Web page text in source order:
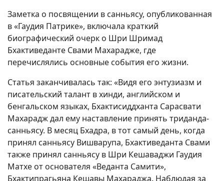
Заметка о посвящении в санньясу, опубликованная
в «Гаудия Патрике», включала краткий
биографический очерк о Шри Шримад
Бхактиведанте Свами Махарадже, где
перечислялись основные события его жизни.
Статья заканчивалась так: «Видя его энтузиазм и
писательский талант в хинди, английском и
бенгальском языках, Бхактисиддханта Сарасвати
Махарадж дал ему наставление принять триданда-
санньясу. В месяц Бхадра, в тот самый день, когда
принял санньясу Вишварупа, Бхактиведанта Свами
также принял санньясу в Шри Кешаваджи Гаудия
Матхе от основателя «Веданта Самити»,
Бхактипрагьяна Кешавы Махараджа. Наблюдая за